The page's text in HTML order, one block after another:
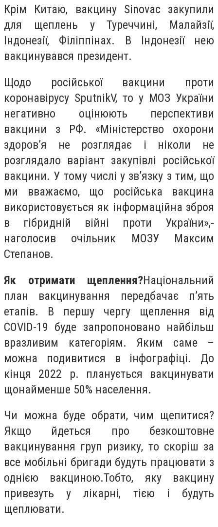
Крім Китаю, вакцину Sinovac закупили
для щеплень у Туреччині, Малайзії,
Індонезії, Філіппінах. В Індонезії нею
вакцинувався президент.
Щодо російської вакцини проти
коронавірусу SputnikV, то у МОЗ України
негативно оцінюють перспективи
вакцини з РФ. «Міністерство охорони
здоров’я не розглядає і ніколи не
розглядало варіант закупівлі російської
вакцини. У тому числі у зв’язку з тим, що
ми вважаємо, що російська вакцина
використовується як інформаційна зброя
в гібридній війні проти України»,-
наголосив очільник МОЗУ Максим
Степанов.
Як отримати щеплення?Національний
план вакцинування передбачає п’ять
етапів. В першу чергу щеплення від
COVID-19 буде запропоновано найбільш
вразливим категоріям. Яким саме –
можна подивитися в інфографіці. До
кінця 2022 р. планується вакцинувати
щонайменше 50% населення.
Чи можна буде обрати, чим щепитися?
Якщо йдеться про безкоштовне
вакцинування груп ризику, то скоріш за
все мобільні бригади будуть працювати з
однією вакциною.Тобто, яку вакцину
привезуть у лікарні, тією і будуть
щеплювати.